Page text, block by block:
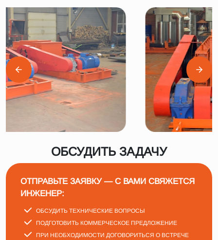
ОБСУДИТЬ ЗАДАЧУ
ОТПРАВЬТЕ ЗАЯВКУ — С ВАМИ СВЯЖЕТСЯ
ИНЖЕНЕР:
ОБСУДИТЬ ТЕХНИЧЕСКИЕ ВОПРОСЫ
ПОДГОТОВИТЬ КОММЕРЧЕСКОЕ ПРЕДЛОЖЕНИЕ
ПРИ НЕОБХОДИМОСТИ ДОГОВОРИТЬСЯ О ВСТРЕЧЕ